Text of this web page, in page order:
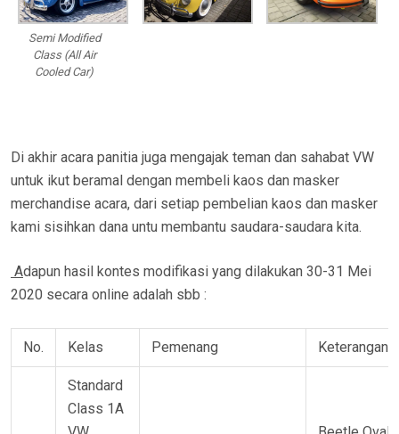
Semi Modified
Class (All Air
Cooled Car)
Di akhir acara panitia juga mengajak teman dan sahabat VW
untuk ikut beramal dengan membeli kaos dan masker
merchandise acara, dari setiap pembelian kaos dan masker
kami sisihkan dana untu membantu saudara-saudara kita.
Adapun hasil kontes modifikasi yang dilakukan 30-31 Mei
2020 secara online adalah sbb :
No. Kelas Pemenang Keterangan
Standard
Class 1A